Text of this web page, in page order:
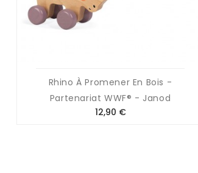
Rhino À Promener En Bois -
Partenariat WWF® - Janod
12,90 €Prix